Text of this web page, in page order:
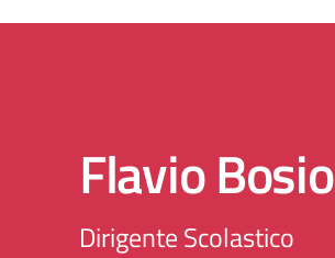
Flavio Bosio
Dirigente Scolastico